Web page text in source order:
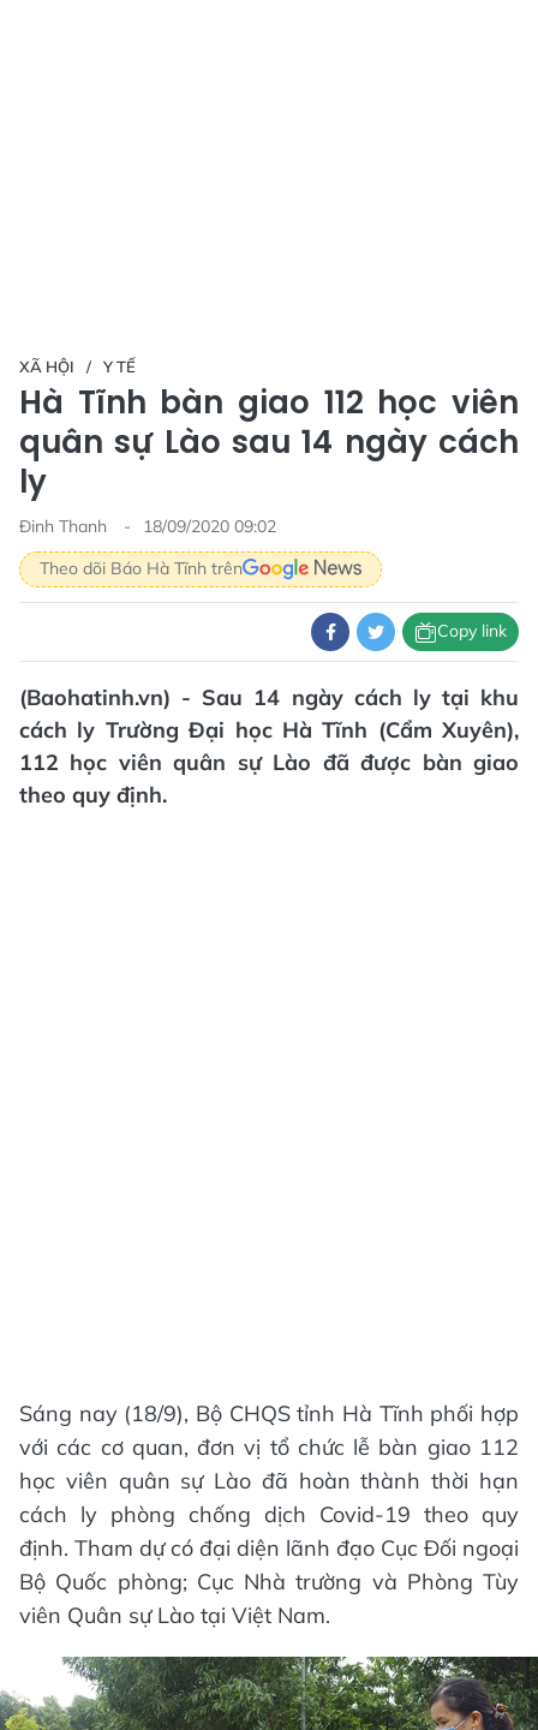
XÃ HỘI Y TẾ
Hà Tĩnh bàn giao 112 học viên
quân sự Lào sau 14 ngày cách
ly
Đinh Thanh
18/09/2020 09:02
Theo dõi Báo Hà Tĩnh trên
Copy link
(Baohatinh.vn) - Sau 14 ngày cách ly tại khu
cách ly Trường Đại học Hà Tĩnh (Cẩm Xuyên),
112 học viên quân sự Lào đã được bàn giao
theo quy định.
Sáng nay (18/9), Bộ CHQS tỉnh Hà Tĩnh phối hợp
với các cơ quan, đơn vị tổ chức lễ bàn giao 112
học viên quân sự Lào đã hoàn thành thời hạn
cách ly phòng chống dịch Covid-19 theo quy
định. Tham dự có đại diện lãnh đạo Cục Đối ngoại
Bộ Quốc phòng; Cục Nhà trường và Phòng Tùy
viên Quân sự Lào tại Việt Nam.